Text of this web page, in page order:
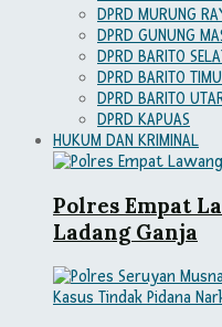
DPRD MURUNG
DPRD GUNUNG
DPRD BARITO
DPRD BARITO
DPRD BARITO
DPRD KAPUAS
HUKUM DAN KRIMINAL
Polres Empat
Ladang Ganja